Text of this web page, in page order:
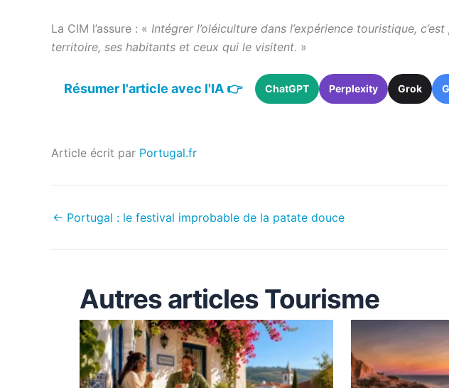
La CIM l’assure : « Intégrer l’oléiculture dans l’expérience touristique,
territoire, ses habitants et ceux qui le visitent. »
Résumer l'article avec l'IA 👉 ChatGPT Perplexity Grok
Article écrit par Portugal.fr
← Portugal : le festival improbable de la patate douce
Autres articles Tourisme